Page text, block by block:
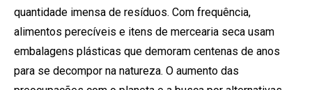
quantidade imensa de resíduos. Com frequência,
alimentos perecíveis e itens de mercearia seca usam
embalagens plásticas que demoram centenas de anos
para se decompor na natureza. O aumento das